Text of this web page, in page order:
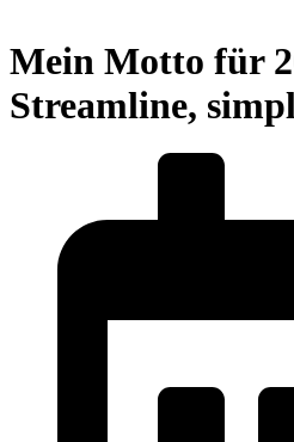
Mein Motto für
Streamline,